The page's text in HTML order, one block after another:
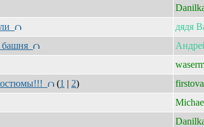
дядя
башня
(1 | 2) firstova